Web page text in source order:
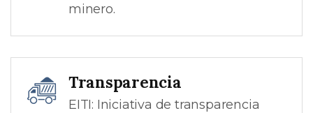
minero.
Transparencia
EITI: Iniciativa de transparencia